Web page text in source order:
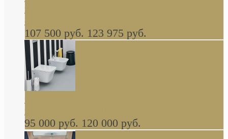
керамическая мойка 1160 x 510 мм белая,
серая, черная, бежевая В НАЛИЧИИ
107 500 руб. 123 975 руб.
навесное КОМПЛЕКТ
95 000 руб. 120 000 руб.